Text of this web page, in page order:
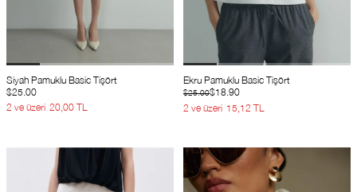
Siyah Pamuklu Basic Tişört
$25.00
2 ve üzeri 20,00 TL
Ekru Pamuklu Basic Tişört
$18.90
$25.00
2 ve üzeri 15,12 TL